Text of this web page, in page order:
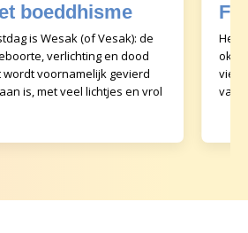
boeddhisme
is Wesak (of Vesak): de
verlichting en dood
voornamelijk gevierd
is, met veel lichtjes en vrol
Het
viert
van